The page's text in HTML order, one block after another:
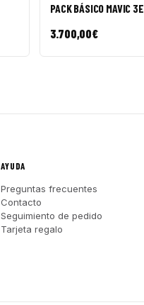
PACK BÁSICO MAVIC 3E
3.700,00€
AYUDA
Preguntas frecuentes
Contacto
Seguimiento de pedido
Tarjeta regalo